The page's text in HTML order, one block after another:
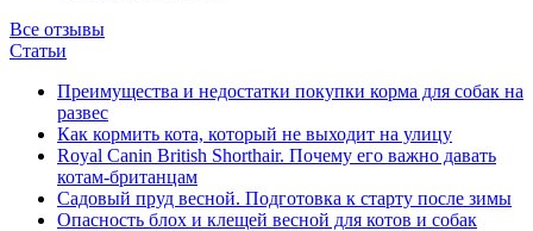
Все отзывы
Статьи
Преимущества и недостатки покупки корма для собак на
развес
Как кормить кота, который не выходит на улицу
Royal Canin British Shorthair. Почему его важно давать
котам-британцам
Садовый пруд весной. Подготовка к старту после зимы
Опасность блох и клещей весной для котов и собак